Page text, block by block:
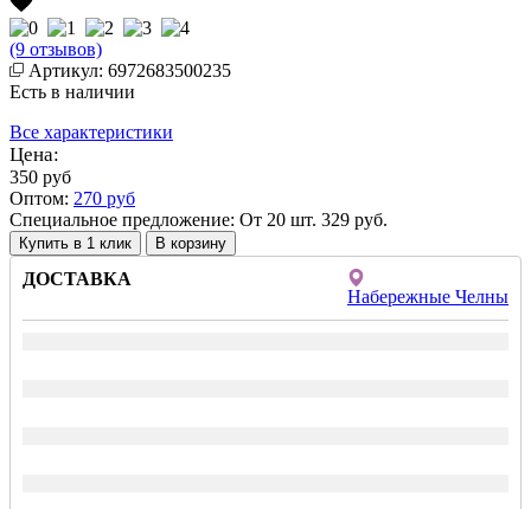
(9 отзывов)
Артикул: 6972683500235
Есть в наличии
Все характеристики
Цена:
350 руб
Оптом: 270 руб
Специальное предложение: От 20 шт. 329 руб.
Купить в 1 клик
ДОСТАВКА
Набережные Челны